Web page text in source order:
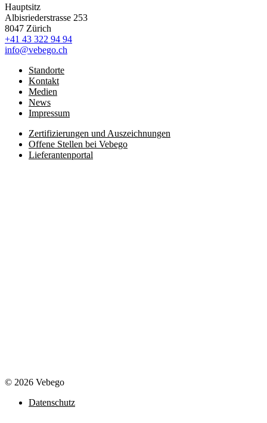
Hauptsitz
Albisriederstrasse 253
8047 Zürich
+41 43 322 94 94
info@vebego.ch
Standorte
Kontakt
Medien
News
Impressum
Zertifizierungen und Auszeichnungen
Offene Stellen bei Vebego
Lieferantenportal
© 2026 Vebego
Datenschutz